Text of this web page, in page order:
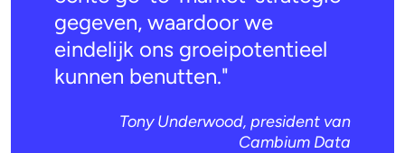
gegeven, waardoor we
eindelijk ons groeipotentieel
kunnen benutten."
Tony Underwood, president van
Cambium Data